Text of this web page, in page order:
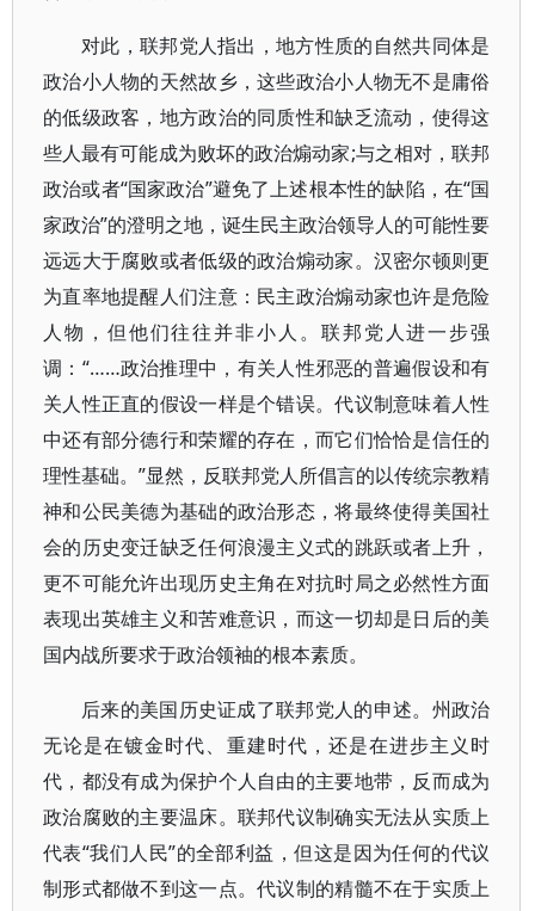
对此，联邦党人指出，地方性质的自然共同体是
政治小人物的天然故乡，这些政治小人物无不是庸俗
的低级政客，地方政治的同质性和缺乏流动，使得这
些人最有可能成为败坏的政治煽动家;与之相对，联邦
政治或者“国家政治”避免了上述根本性的缺陷，在“国
家政治”的澄明之地，诞生民主政治领导人的可能性要
远远大于腐败或者低级的政治煽动家。汉密尔顿则更
为直率地提醒人们注意：民主政治煽动家也许是危险
人物，但他们往往并非小人。联邦党人进一步强
调：“……政治推理中，有关人性邪恶的普遍假设和有
关人性正直的假设一样是个错误。代议制意味着人性
中还有部分德行和荣耀的存在，而它们恰恰是信任的
理性基础。”显然，反联邦党人所倡言的以传统宗教精
神和公民美德为基础的政治形态，将最终使得美国社
会的历史变迁缺乏任何浪漫主义式的跳跃或者上升，
更不可能允许出现历史主角在对抗时局之必然性方面
表现出英雄主义和苦难意识，而这一切却是日后的美
国内战所要求于政治领袖的根本素质。
后来的美国历史证成了联邦党人的申述。州政治
无论是在镀金时代、重建时代，还是在进步主义时
代，都没有成为保护个人自由的主要地带，反而成为
政治腐败的主要温床。联邦代议制确实无法从实质上
代表“我们人民”的全部利益，但这是因为任何的代议
制形式都做不到这一点。代议制的精髓不在于实质上